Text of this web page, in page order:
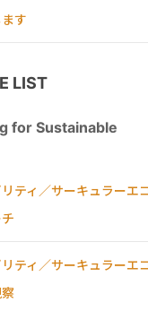
す
LIST
for Sustainable
ティ／サーキュラーエ
ティ／サーキュラーエ